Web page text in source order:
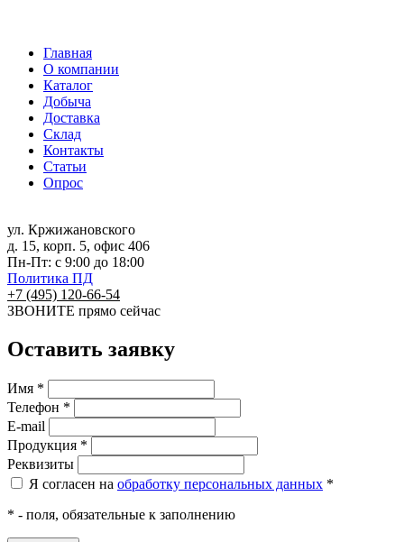
Главная
О компании
Каталог
Добыча
Доставка
Склад
Контакты
Статьи
Опрос
ул. Кржижановского
д. 15, корп. 5, офис 406
Пн-Пт: с 9:00 до 18:00
Политика ПД
+7 (495) 120-66-54
ЗВОНИТЕ прямо сейчас
Оставить заявку
Имя *
Телефон *
E-mail
Продукция *
Реквизиты
Я согласен на обработку персональных данных *
* - поля, обязательные к заполнению